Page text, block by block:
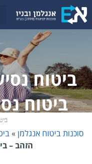
לתוכן
ביטוח
ביטוח
סוכנות ביטוח אנגלמן »
הזהב –